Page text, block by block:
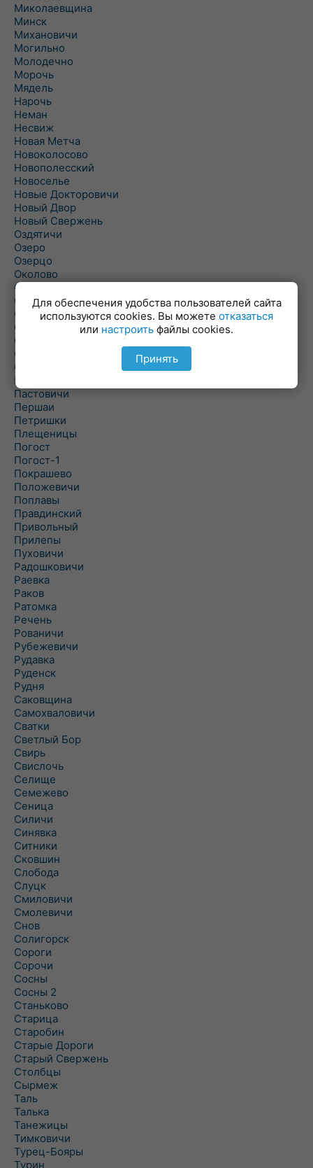
Миколаевщина
Минск
Михановичи
Могильно
Молодечно
Морочь
Мядель
Нарочь
Неман
Несвиж
Новая Метча
Новоколосово
Новополесский
Новоселье
Новые Докторовичи
Новый Двор
Новый Свержень
Оздятичи
Озеро
Озерцо
Околово
Октябрь
Октябрьский
Олехновичи
Омговичи
Оношки
Осовец
Острошицкий Городок
Пасека
Пастовичи
Першаи
Петришки
Плещеницы
Погост
Погост-1
Покрашево
Положевичи
Поплавы
Правдинский
Привольный
Прилепы
Пуховичи
Радошковичи
Раевка
Раков
Ратомка
Речень
Рованичи
Рубежевичи
Рудавка
Руденск
Рудня
Саковщина
Самохваловичи
Сватки
Светлый Бор
Свирь
Свислочь
Селище
Семежево
Сеница
Силичи
Синявка
Ситники
Сковшин
Слобода
Слуцк
Смиловичи
Смолевичи
Снов
Солигорск
Сороги
Сорочи
Сосны
Сосны 2
Станьково
Старица
Старобин
Старые Дороги
Старый Свержень
Столбцы
Сырмеж
Таль
Талька
Танежицы
Тимковичи
Турец-Бояры
Турин
Для обеспечения удобства пользователей сайта
используются cookies. Вы можете отказаться
или настроить файлы cookies.
Принять